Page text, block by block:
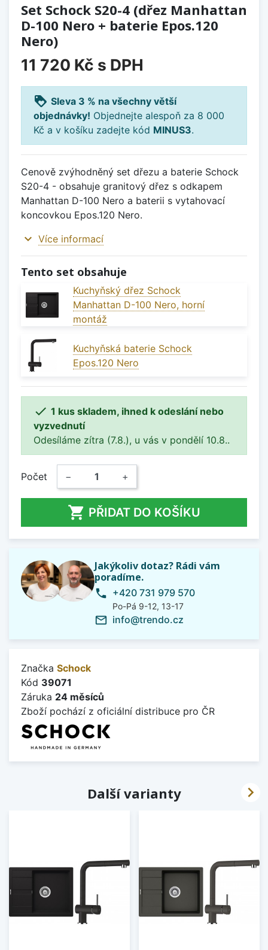
Set Schock S20-4 (dřez Manhattan
D-100 Nero + baterie Epos.120
Nero)
11 720 Kč s DPH
loyalty Sleva 3 % na všechny větší
objednávky! Objednejte alespoň za 8 000
Kč a v košíku zadejte kód MINUS3.
Cenově zvýhodněný set dřezu a baterie Schock
S20-4 - obsahuje granitový dřez s odkapem
Manhattan D-100 Nero a baterii s vytahovací
koncovkou Epos.120 Nero.
expand_more Více informací
Tento set obsahuje
Kuchyňský dřez Schock
Manhattan D-100 Nero, horní
montáž
Kuchyňská baterie Schock
Epos.120 Nero
 1 kus skladem, ihned k odeslání nebo
vyzvednutí
Odesíláme zítra (7.8.), u vás v pondělí 10.8..
Počet − +
 PŘIDAT DO KOŠÍKU
Jakýkoliv dotaz? Rádi vám
poradíme.
phone +420 731 979 570
Po-Pá 9-12, 13-17
mail_outline info@trendo.cz
Značka Schock
Kód 39071
Záruka 24 měsíců
Zboží pochází z oficiální distribuce pro ČR
Další varianty 